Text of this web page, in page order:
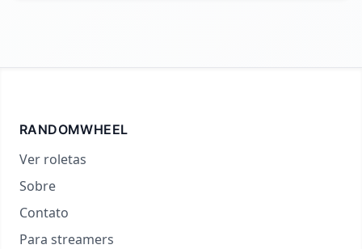
RANDOMWHEEL
Ver roletas
Sobre
Contato
Para streamers